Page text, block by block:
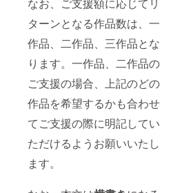
なお、ご支援額に応じてリ
ターンとなる作品数は、一
作品、二作品、三作品とな
ります。一作品、二作品の
ご支援の場合、上記のどの
作品を希望するかも合わせ
てご支援の際に明記してい
ただけるようお願いいたし
ます。